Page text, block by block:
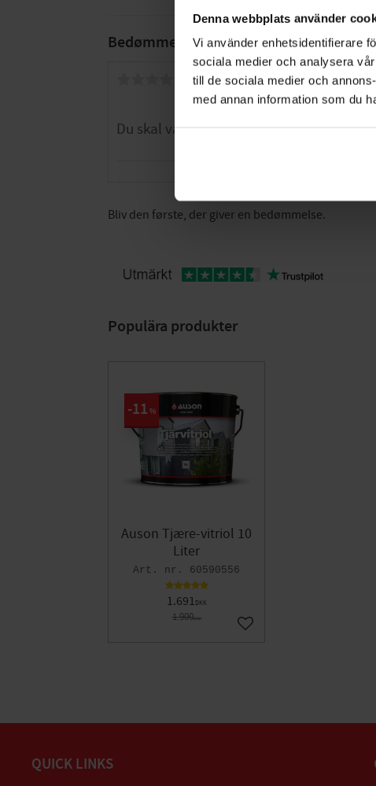
Denna webbplats använder
Vi använder enhetsidentifierare
sociala medier och analysera
till de sociala medier och
med annan information som du
Bedømmelser
Dig
Bliv den første, der giver en bedømmelse.
Populära produkter
Auson Tjære-vitriol 10
Liter
60590556
1.691DKK
1.900DKK
11 %
Gem som favorit
QUICK LINKS